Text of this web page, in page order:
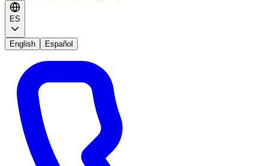
ES
English Español